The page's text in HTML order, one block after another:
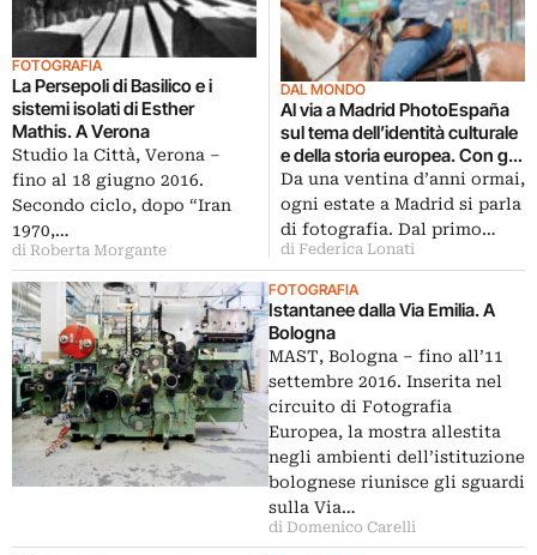
FOTOGRAFIA
La Persepoli di Basilico e i
sistemi isolati di Esther
Mathis. A Verona
Studio la Città, Verona –
fino al 18 giugno 2016.
Secondo ciclo, dopo “Iran
1970,…
di Roberta Morgante
DAL MONDO
Al via a Madrid PhotoEspaña
sul tema dell’identità culturale
e della storia europea. Con gli
italiani Scianna, Basilico e
Clavarino
Da una ventina d’anni ormai,
ogni estate a Madrid si parla
di fotografia. Dal primo…
di Federica Lonati
FOTOGRAFIA
Istantanee dalla Via Emilia. A
Bologna
MAST, Bologna – fino all’11
settembre 2016. Inserita nel
circuito di Fotografia
Europea, la mostra allestita
negli ambienti dell’istituzione
bolognese riunisce gli sguardi
sulla Via…
di Domenico Carelli